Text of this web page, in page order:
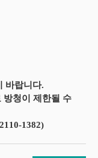
바랍니다.
청이 제한될 수
1382)